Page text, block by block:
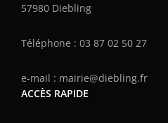
57980 Diebling
Téléphone : 03 87 02 50 27
e-mail : mairie@diebling.fr
ACCÈS RAPIDE